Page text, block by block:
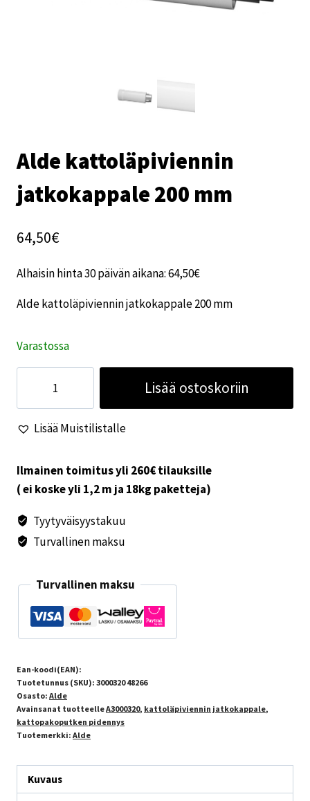
Alde kattoläpiviennin
jatkokappale 200 mm
64,50€
Alhaisin hinta 30 päivän aikana:64,50€
Alde kattoläpiviennin jatkokappale 200 mm
Varastossa
kattoläpiviennin
jatkokappale
200
määrä
Lisää ostoskoriin
Lisää Muistilistalle
Ilmainen toimitus yli 260€ tilauksille
( ei koske yli 1,2 m ja 18kg paketteja)
Tyytyväisyystakuu
Turvallinen maksu
Turvallinen maksu
Ean-koodi(EAN):
Tuotetunnus (SKU): 3000320 48266
Osasto: Alde
Avainsanat tuotteelleA3000320, kattoläpiviennin jatkokappale,
kattopakoputken pidennys
Tuotemerkki: Alde
Kuvaus